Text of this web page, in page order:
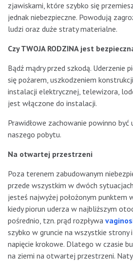
zjawiskami, które szybko się
jednak niebezpieczne. Powodują
ludzi oraz duże straty materialne.
Czy TWOJA RODZINA jest
Bądź mądry przed szkodą. Uderzenie
się pożarem, uszkodzeniem
instalacji elektrycznej, telewizora,
jest włączone do instalacji.
Prawidłowe zachowanie powinno
naszego pobytu.
Na otwartej przestrzeni
Poza terenem zabudowanym
przede wszystkim w dwóch
jesteś najwyżej położonym punktem
kiedy piorun uderza w najbliższym
pośrednio, tzn. prąd rozpływa
szybko w gruncie na wszystkie strony
napięcie krokowe. Dlatego w czasie
na ziemi na otwartej przestrzeni.